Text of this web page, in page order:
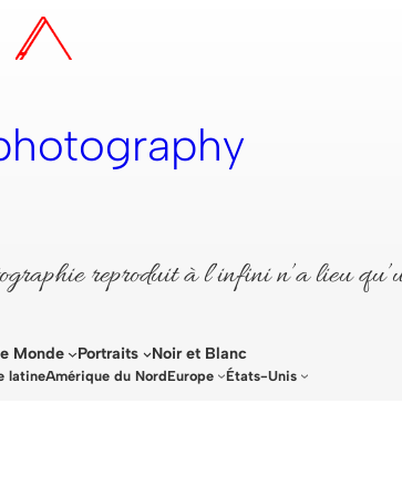
reproduit à l’infini n’a lieu
Monde Portraits Noir et Blanc
latineAmérique du NordEurope États-Unis